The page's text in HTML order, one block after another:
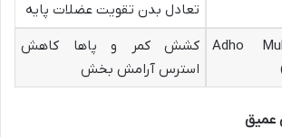
تعادل بدن تقویت عضلات پایه
Adho
کشش کمر و پاها کاهش
استرس آرامش بخش
عمیق